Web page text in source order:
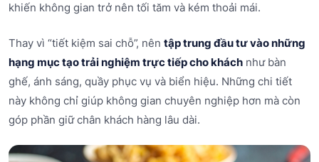
khiến không gian trở nên tối tăm và kém thoải mái.
Thay vì “tiết kiệm sai chỗ”, nên tập trung đầu tư vào những
hạng mục tạo trải nghiệm trực tiếp cho khách như bàn
ghế, ánh sáng, quầy phục vụ và biển hiệu. Những chi tiết
này không chỉ giúp không gian chuyên nghiệp hơn mà còn
góp phần giữ chân khách hàng lâu dài.